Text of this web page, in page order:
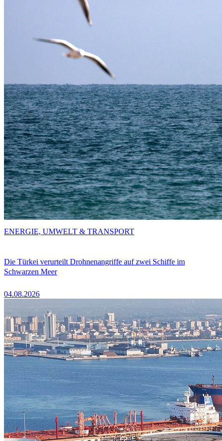
Die Türkei verurteilt Drohnenangriffe auf zwei Schiffe im
Schwarzen Meer
04.08.2026
ENERGIE, UMWELT & TRANSPORT